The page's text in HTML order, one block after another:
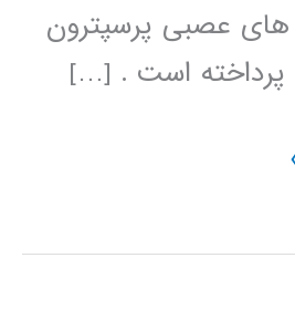
های عصبی پرسپترون